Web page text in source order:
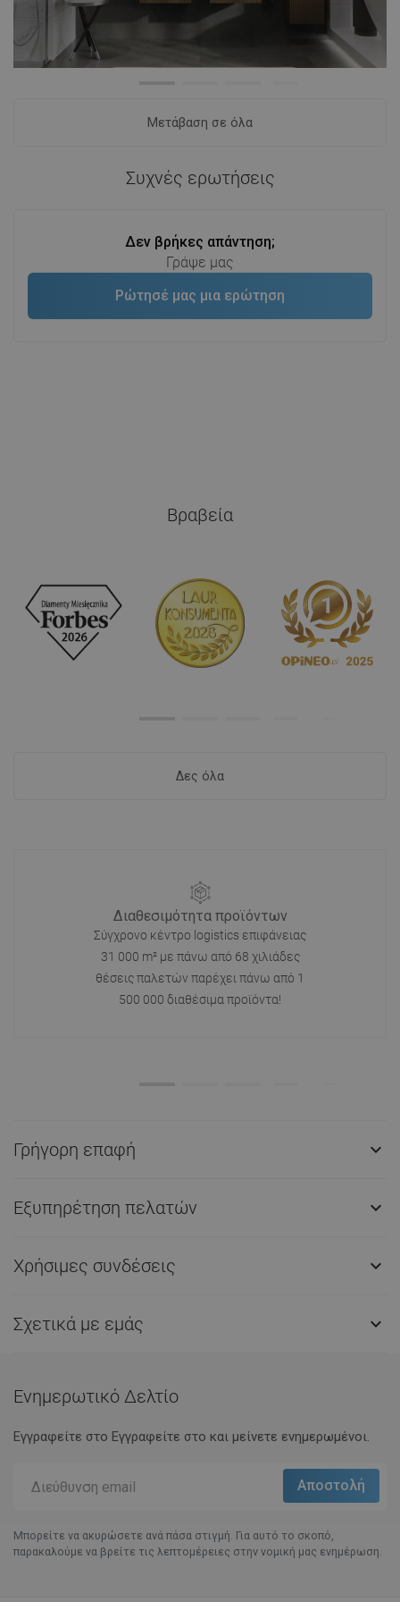
Μετάβαση σε όλα
Συχνές ερωτήσεις
Δεν βρήκες απάντηση;
Γράψε μας
Ρώτησέ μας μια ερώτηση
Βραβεία
Δες όλα
Διαθεσιμότητα προϊόντων
Σύγχρονο κέντρο logistics επιφάνειας
31 000 m² με πάνω από 68 χιλιάδες
θέσεις παλετών παρέχει πάνω από 1
500 000 διαθέσιμα προϊόντα!
Γρήγορη επαφή 
Εξυπηρέτηση πελατών 
Χρήσιμες συνδέσεις 
Σχετικά με εμάς 
Ενημερωτικό Δελτίο
Εγγραφείτε στο Eγγραφείτε στο και μείνετε ενημερωμένοι.
Μπορείτε να ακυρώσετε ανά πάσα στιγμή. Για αυτό το σκοπό,
παρακαλούμε να βρείτε τις λεπτομέρειες στην νομική μας ενημέρωση.